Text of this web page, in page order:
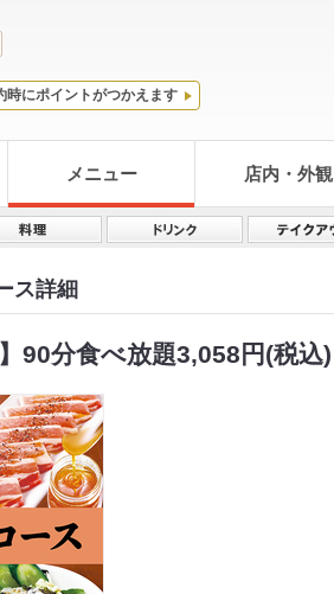
時にポイントがつかえます
メニュー 店内・外観
ス詳細
90分食べ放題3,058円(税込)